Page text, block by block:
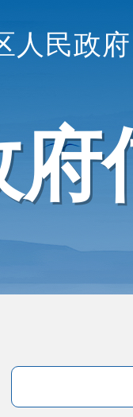
人民政府
府